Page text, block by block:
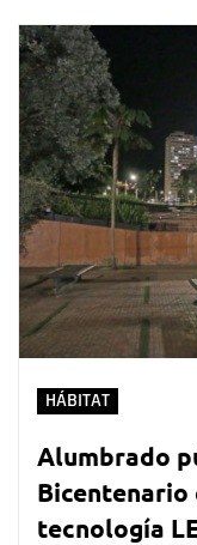
HÁBITAT
Alumbrado
Bicentenario
tecnología